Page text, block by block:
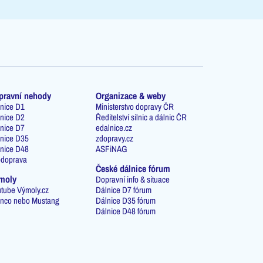
nehody
D1
D2
D7
D35
D48
Výmoly.cz
nebo Mustang
Organizace & weby
Ministerstvo dopravy ČR
Ředitelství silnic a dálnic ČR
edalnice.cz
zdopravy.cz
ASFiNAG
České dálnice fórum
Dopravní info & situace
Dálnice D7 fórum
Dálnice D35 fórum
Dálnice D48 fórum